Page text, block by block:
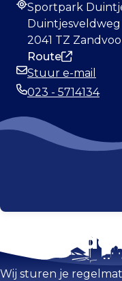
Adres
Sportpark
Duintjesveldweg
2041 TZ
Route
E-mailadres
Stuur e-mail
023 - 5714134
Blijf op
Wij sturen je